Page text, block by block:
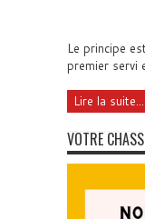
Le principe
premier servi
Lire la suite...
VOTRE